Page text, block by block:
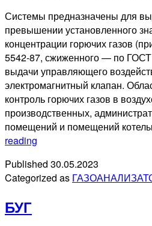
Системы предназначены для
превышении установленного
концентрации горючих газов
5542-87, сжиженного — по ГОСТ
выдачи управляющего
электромагнитный клапан.
контроль горючих газов в
производственных,
помещений и помещений
reading
СИКЗ-25,
СИКЗ-32
Published 30.05.2023
Categorized as
БУГ